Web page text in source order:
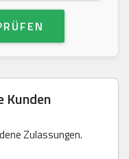
Kunden
Zulassungen.